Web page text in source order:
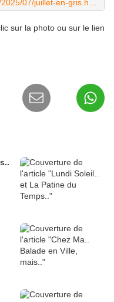
sur la photo ou sur le lien